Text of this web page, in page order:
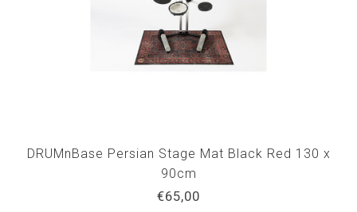
DRUMnBase Persian Stage Mat Black Red 130 x
90cm
€65,00